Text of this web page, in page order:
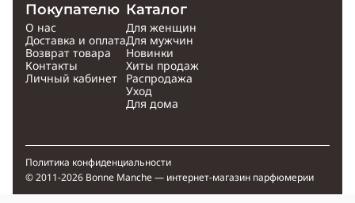
Покупателю
О нас
Доставка и оплата
Возврат товара
Контакты
Личный кабинет
Каталог
Для женщин
Для мужчин
Новинки
Хиты продаж
Распродажа
Уход
Для дома
© 2011-2026 Bonne Manche — интернет-магазин парфюмерии
Политика конфиденциальности